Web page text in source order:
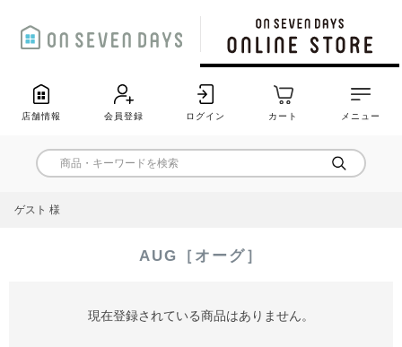
店舗情報 会員登録 ログイン カート メニュー
ゲスト 様
AUG［オーグ］
現在登録されている商品はありません。